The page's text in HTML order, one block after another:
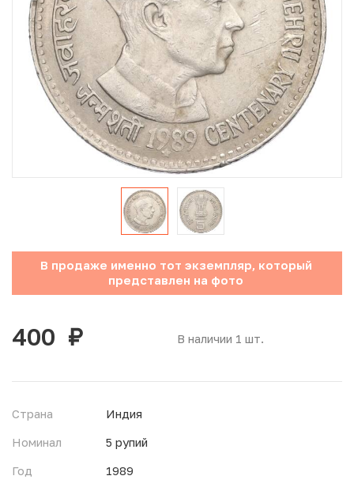
Юбилейные монеты Банка России (с 1999 года)
Памятные и инвестиционные монеты СССР и России
Иностранные монеты
Неофициальные выпуски монет (Unusual)
Античные и средневековые монеты
В продаже именно тот экземпляр, который
представлен на фото
В наличии 1 шт.
400 руб.
Страна
Индия
Номинал
5 рупий
Год
1989